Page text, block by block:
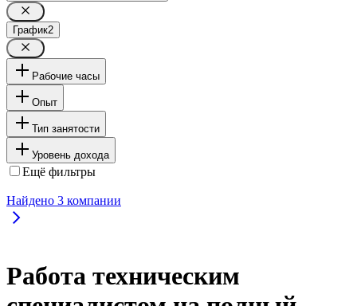
График2
Рабочие часы
Опыт
Тип занятости
Уровень дохода
Ещё фильтры
Найдено 3 компании
Работа техническим